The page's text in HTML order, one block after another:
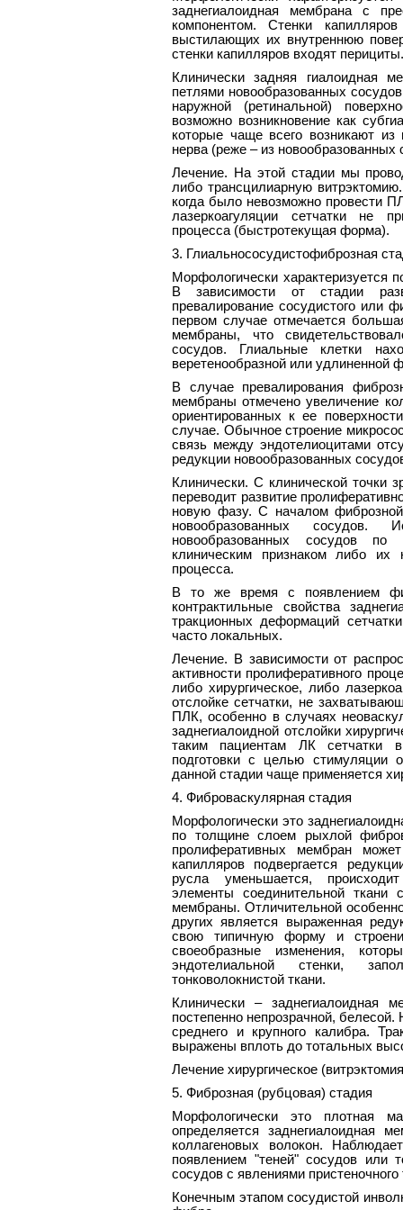
заднегиалоидная мембрана с
компонентом. Стенки
выстилающих их внутреннюю
стенки капилляров входят перициты.
Клинически задняя гиалоидная
петлями новообразованных
наружной (ретинальной)
возможно возникновение как
которые чаще всего возникают из
нерва (реже – из новообразованных
Лечение. На этой стадии мы
либо трансцилиарную
когда было невозможно провести
лазеркоагуляции сетчатки не
процесса (быстротекущая форма).
3. Глиальнососудистофиброзная
Морфологически характеризуется
В зависимости от стадии
превалирование сосудистого или
первом случае отмечается
мембраны, что
сосудов. Глиальные клетки
веретенообразной или удлиненной
В случае превалирования
мембраны отмечено увеличение
ориентированных к ее
случае. Обычное строение
связь между эндотелиоцитами
редукции новообразованных
Клинически. С клинической точки
переводит развитие
новую фазу. С началом
новообразованных сосудов.
новообразованных сосудов
клиническим признаком либо их
процесса.
В то же время с появлением
контрактильные свойства
тракционных деформаций
часто локальных.
Лечение. В зависимости от
активности пролиферативного
либо хирургическое, либо
отслойке сетчатки, не
ПЛК, особенно в случаях
заднегиалоидной отслойки
таким пациентам ЛК сетчатки
подготовки с целью стимуляции
данной стадии чаще применяется
4. Фиброваскулярная стадия
Морфологически это
по толщине слоем рыхлой
пролиферативных мембран
капилляров подвергается
русла уменьшается,
элементы соединительной ткани
мембраны. Отличительной
других является выраженная
свою типичную форму и
своеобразные изменения,
эндотелиальной стенки,
тонковолокнистой ткани.
Клинически – заднегиалоидная
постепенно непрозрачной,
среднего и крупного калибра.
выражены вплоть до тотальных
Лечение хирургическое
5. Фиброзная (рубцовая) стадия
Морфологически это плотная
определяется заднегиалоидная
коллагеновых волокон.
появлением "теней" сосудов или
сосудов с явлениями пристеночного
Конечным этапом сосудистой